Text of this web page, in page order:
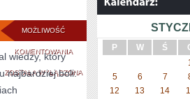
MOŻLIWOŚĆ
KOMENTOWANIAPRAWA
MNIEJSZOŚCI
ZOSTAŁA WYŁĄCZONA
wiedzy, który
najbardziej boli:
P W Ś
5
6 7
12
13 14